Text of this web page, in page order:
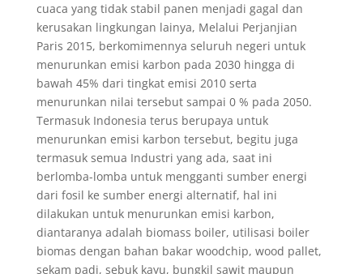
cuaca yang tidak stabil panen menjadi gagal dan
kerusakan lingkungan lainya, Melalui Perjanjian
Paris 2015, berkomimennya seluruh negeri untuk
menurunkan emisi karbon pada 2030 hingga di
bawah 45% dari tingkat emisi 2010 serta
menurunkan nilai tersebut sampai 0 % pada 2050.
Termasuk Indonesia terus berupaya untuk
menurunkan emisi karbon tersebut, begitu juga
termasuk semua Industri yang ada, saat ini
berlomba-lomba untuk mengganti sumber energi
dari fosil ke sumber energi alternatif, hal ini
dilakukan untuk menurunkan emisi karbon,
diantaranya adalah biomass boiler, utilisasi boiler
biomas dengan bahan bakar woodchip, wood pallet,
sekam padi, sebuk kayu, bungkil sawit maupun